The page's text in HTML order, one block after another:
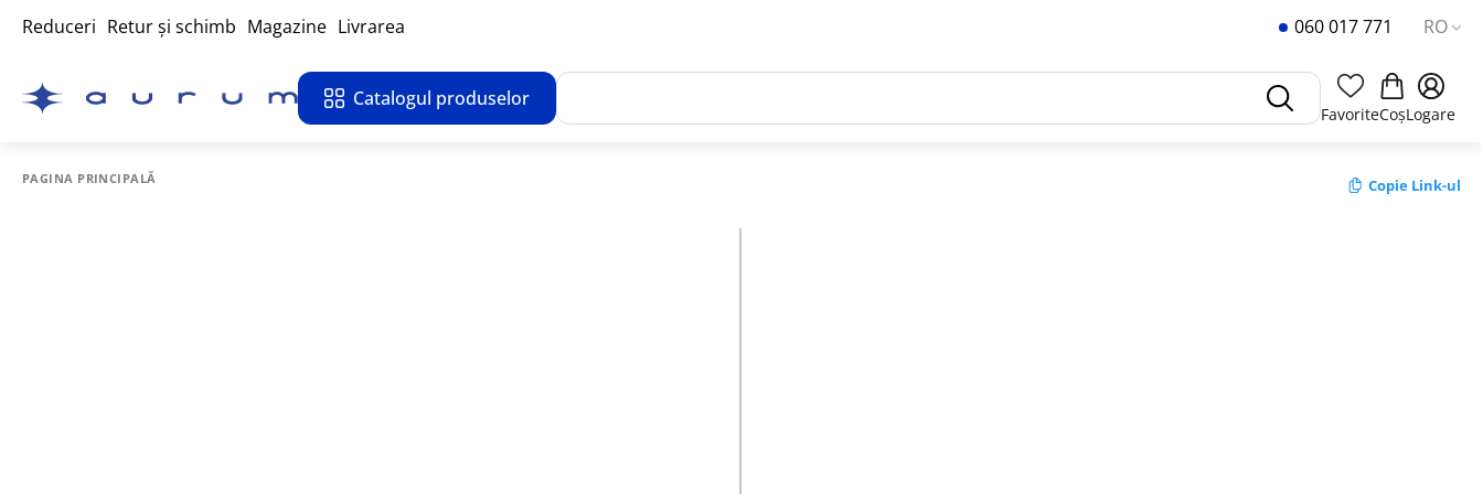
Reduceri Retur și schimb Magazine Livrarea 060 017 771 RO
Catalogul produselor
FavoriteCoșLogare
PAGINA PRINCIPALĂ Copie Link-ul